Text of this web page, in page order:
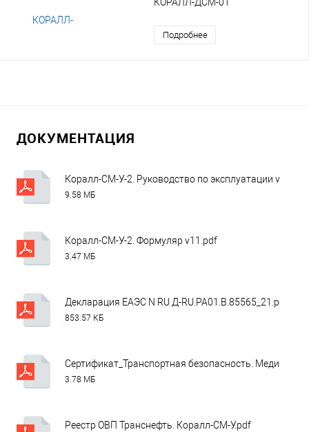
КОРАЛЛ-ДСМ-01
Подробнее
ДОКУМЕНТАЦИЯ
Коралл-СМ-У-2. Руководство по эксплуатации v19.pdf
9.58 МБ
Коралл-СМ-У-2. Формуляр v11.pdf
3.47 МБ
Декларация ЕАЭС N RU Д-RU.РА01.В.85565_21.pdf
853.57 КБ
Сертификат_Транспортная безопасность. Медиана
3.78 МБ
Реестр ОВП Транснефть. Коралл-СМ-У.pdf